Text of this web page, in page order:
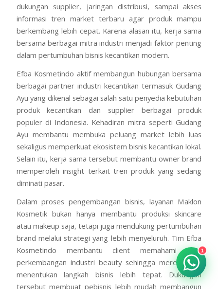
dukungan supplier, jaringan distribusi, sampai akses
informasi tren market terbaru agar produk mampu
berkembang lebih cepat. Karena alasan itu, kerja sama
bersama berbagai mitra industri menjadi faktor penting
dalam pertumbuhan bisnis kecantikan modern.
Efba Kosmetindo aktif membangun hubungan bersama
berbagai partner industri kecantikan termasuk Gudang
Ayu yang dikenal sebagai salah satu penyedia kebutuhan
produk kecantikan dan supplier berbagai produk
populer di Indonesia. Kehadiran mitra seperti Gudang
Ayu membantu membuka peluang market lebih luas
sekaligus memperkuat ekosistem bisnis kecantikan lokal.
Selain itu, kerja sama tersebut membantu owner brand
memperoleh insight terkait tren produk yang sedang
diminati pasar.
Dalam proses pengembangan bisnis, layanan Maklon
Kosmetik bukan hanya membantu produksi skincare
atau makeup saja, tetapi juga mendukung pertumbuhan
brand melalui strategi yang lebih menyeluruh. Tim Efba
Kosmetindo membantu client memahami arah
perkembangan industri beauty sehingga mereka bisa
menentukan langkah bisnis lebih tepat. Dukungan
tersebut membuat pebisnis lebih mudah membangun
1